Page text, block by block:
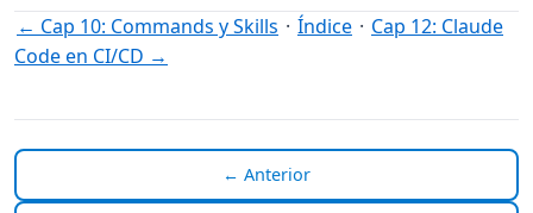
← Cap 10: Commands y Skills · Índice · Cap 12: Claude
Code en CI/CD →
← Anterior